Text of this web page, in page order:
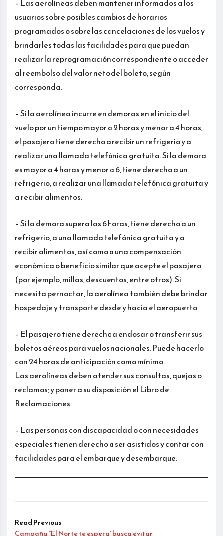
– Las aerolíneas deben mantener informados a los
usuarios sobre posibles cambios de horarios
programados o sobre las cancelaciones de los vuelos y
brindarles todas las facilidades para que puedan
realizar la reprogramación correspondiente o acceder
al reembolso del valor neto del boleto, según
corresponda.
– Si la aerolínea incurre en demoras en el inicio del
vuelo por un tiempo mayor a 2 horas y menor a 4 horas,
el pasajero tiene derecho a recibir un refrigerio y a
realizar una llamada telefónica gratuita. Si la demora
es mayor a 4 horas y menor a 6, tiene derecho a un
refrigerio, a realizar una llamada telefónica gratuita y
a recibir alimentos.
– Si la demora supera las 6 horas, tiene derecho a un
refrigerio, a una llamada telefónica gratuita y a
recibir alimentos, así como a una compensación
económica o beneficio similar que acepte el pasajero
(por ejemplo, millas, descuentos, entre otros). Si
necesita pernoctar, la aerolínea también debe brindar
hospedaje y transporte desde y hacia el aeropuerto.
– El pasajero tiene derecho a endosar o transferir sus
boletos aéreos para vuelos nacionales. Puede hacerlo
con 24 horas de anticipación como mínimo.
Las aerolíneas deben atender sus consultas, quejas o
reclamos; y poner a su disposición el Libro de
Reclamaciones.
– Las personas con discapacidad o con necesidades
especiales tienen derecho a ser asistidos y contar con
facilidades para el embarque y desembarque.
Read Previous
Campaña “El Norte te espera” busca evitar